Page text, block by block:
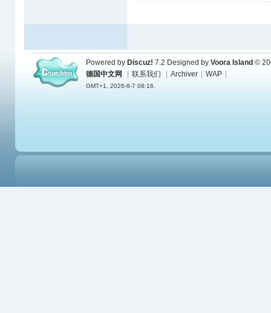
Powered by Discuz! 7.2 Designed by Voora Island ©
德国中文网
联系我们 Archiver WAP
GMT+1, 2026-8-7 08:16.